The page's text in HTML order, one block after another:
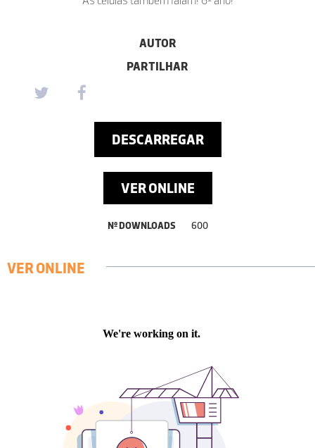
AUTOR
PARTILHAR
DESCARREGAR
VER ONLINE
Nº DOWNLOADS 600
VER ONLINE